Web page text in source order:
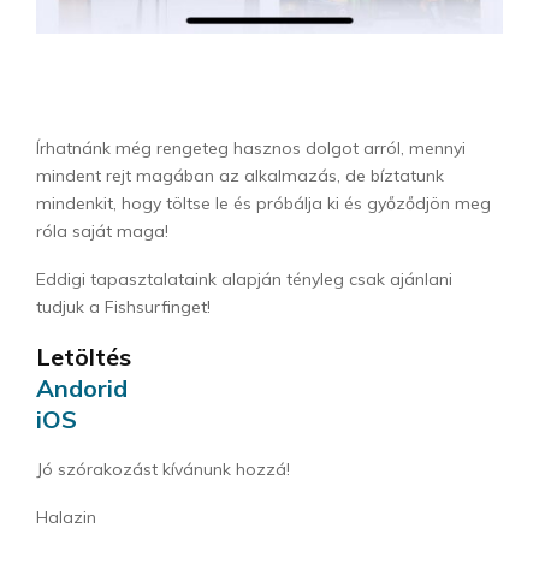
Írhatnánk még rengeteg hasznos dolgot arról, mennyi
mindent rejt magában az alkalmazás, de bíztatunk
mindenkit, hogy töltse le és próbálja ki és győződjön meg
róla saját maga!
Eddigi tapasztalataink alapján tényleg csak ajánlani
tudjuk a Fishsurfinget!
Letöltés
Andorid
iOS
Jó szórakozást kívánunk hozzá!
Halazin